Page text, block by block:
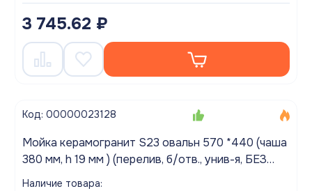
3 745.62 ₽
Код: 00000023128
Мойка керамогранит S23 овальн 570 *440 (чаша
380 мм, h 19 мм ) (перелив, б/отв., унив-я, БЕЗ
Наличие товара: